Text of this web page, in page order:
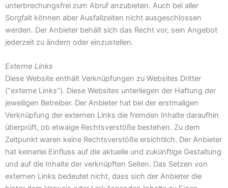
unterbrechungsfrei zum Abruf anzubieten. Auch bei aller
Sorgfalt können aber Ausfallzeiten nicht ausgeschlossen
werden. Der Anbieter behält sich das Recht vor, sein Angebot
jederzeit zu ändern oder einzustellen.
Externe Links
Diese Website enthält Verknüpfungen zu Websites Dritter
(“externe Links”). Diese Websites unterliegen der Haftung der
jeweiligen Betreiber. Der Anbieter hat bei der erstmaligen
Verknüpfung der externen Links die fremden Inhalte daraufhin
überprüft, ob etwaige Rechtsverstöße bestehen. Zu dem
Zeitpunkt waren keine Rechtsverstöße ersichtlich. Der Anbieter
hat keinerlei Einfluss auf die aktuelle und zukünftige Gestaltung
und auf die Inhalte der verknüpften Seiten. Das Setzen von
externen Links bedeutet nicht, dass sich der Anbieter die